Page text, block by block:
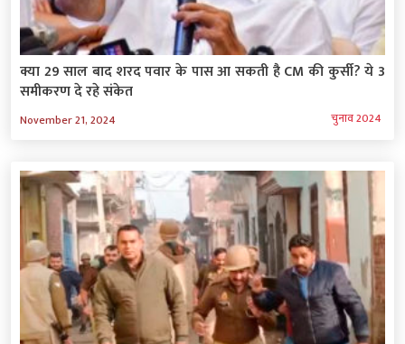
क्या 29 साल बाद शरद पवार के पास आ सकती है CM की कुर्सी? ये 3
समीकरण दे रहे संकेत
November 21, 2024 चुनाव 2024